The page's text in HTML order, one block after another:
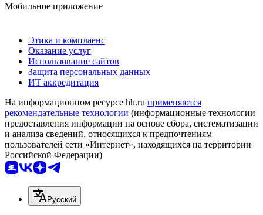
Мобильное приложение
Этика и комплаенс
Оказание услуг
Использование сайтов
Защита персональных данных
ИТ аккредитация
На информационном ресурсе hh.ru применяются
рекомендательные технологии (информационные технологии
предоставления информации на основе сбора, систематизации
и анализа сведений, относящихся к предпочтениям
пользователей сети «Интернет», находящихся на территории
Российской Федерации)
Русский